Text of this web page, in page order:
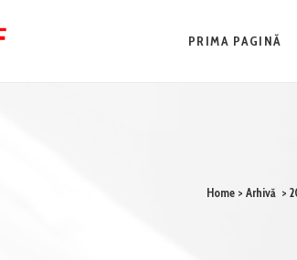
PRIMA PAGINĂ
Home > Arhivă >